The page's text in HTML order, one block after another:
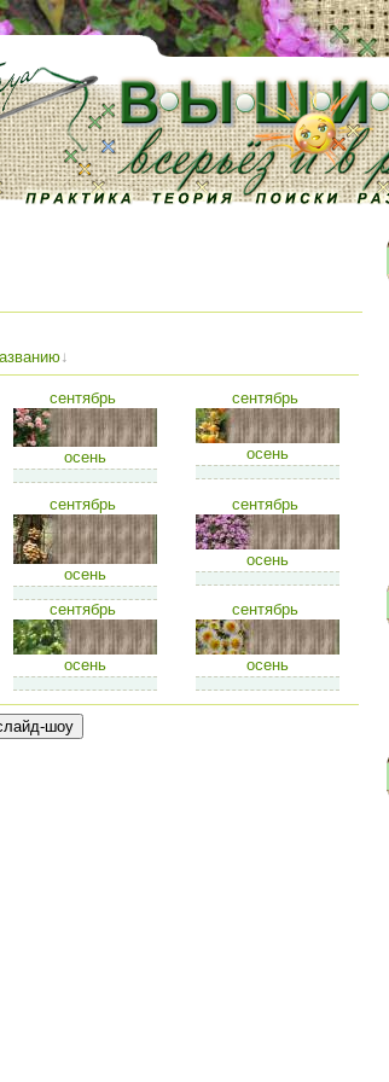
сентябрь
осень
сентябрь
осень
сентябрь
осень
сентябрь
осень
сентябрь
осень
сентябрь
осень